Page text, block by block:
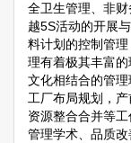
全卫生管理、非
越5S活动的开展
料计划的控制管
理有着极其丰富
文化相结合的管
工厂布局规划，
资源整合合并等
管理学术、品质